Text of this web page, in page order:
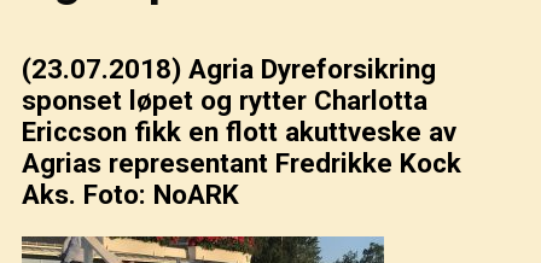
(23.07.2018) Agria Dyreforsikring
sponset løpet og rytter Charlotta
Ericcson fikk en flott akuttveske av
Agrias representant Fredrikke Kock
Aks. Foto: NoARK